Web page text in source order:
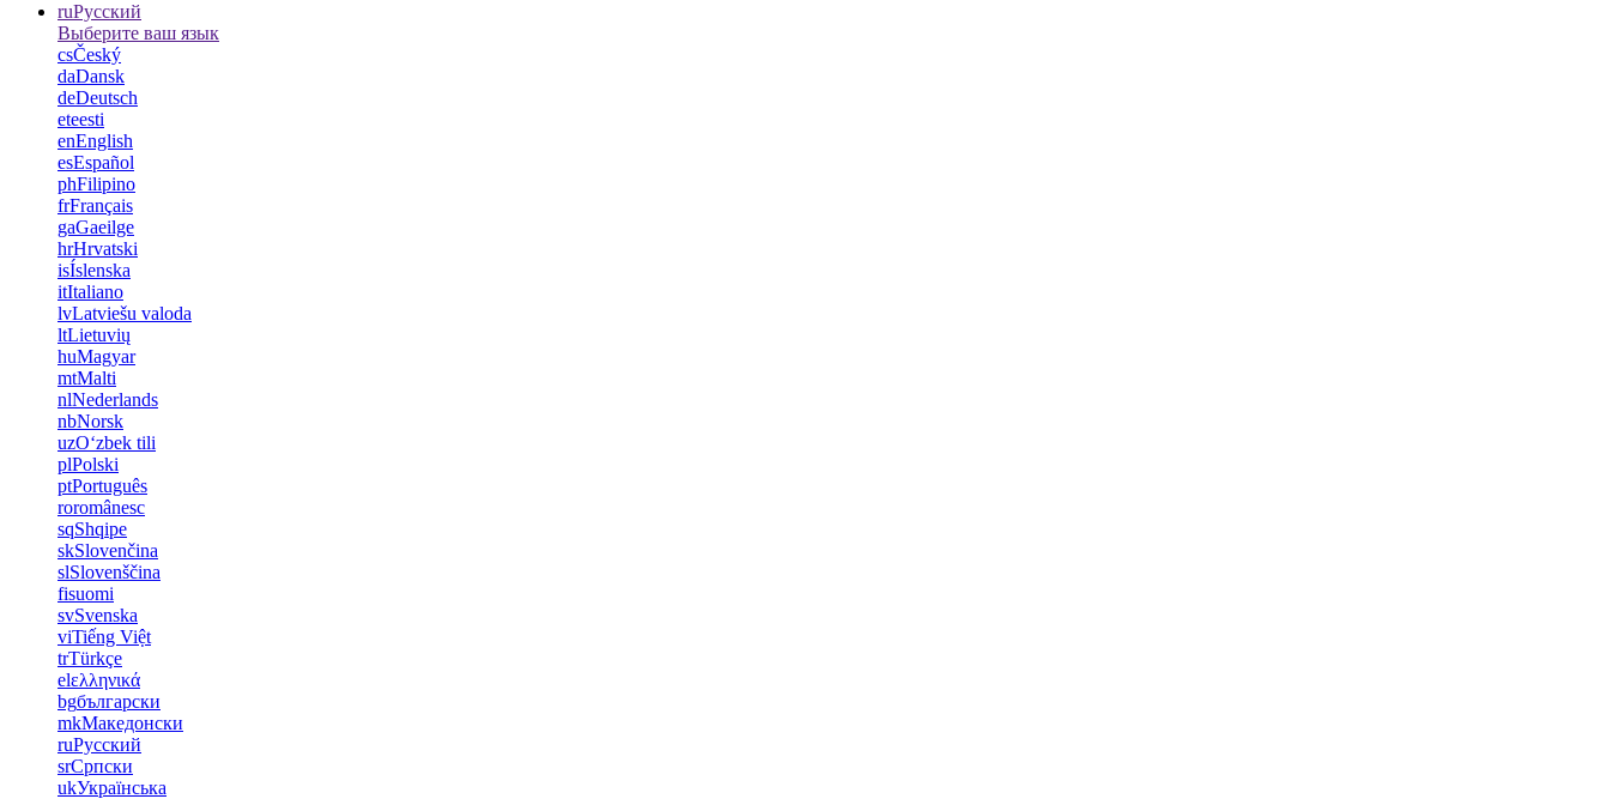
ruРусский
Выберите ваш язык
csČeský
daDansk
deDeutsch
eteesti
enEnglish
esEspañol
phFilipino
frFrançais
gaGaeilge
hrHrvatski
isÍslenska
itItaliano
lvLatviešu valoda
ltLietuvių
huMagyar
mtMalti
nlNederlands
nbNorsk
uzOʻzbek tili
plPolski
ptPortuguês
roromânesc
sqShqipe
skSlovenčina
slSlovenščina
fisuomi
svSvenska
viTiếng Việt
trTürkçe
elελληνικά
bgбългарски
mkМакедонски
ruРусский
srСрпски
ukУкраїнська